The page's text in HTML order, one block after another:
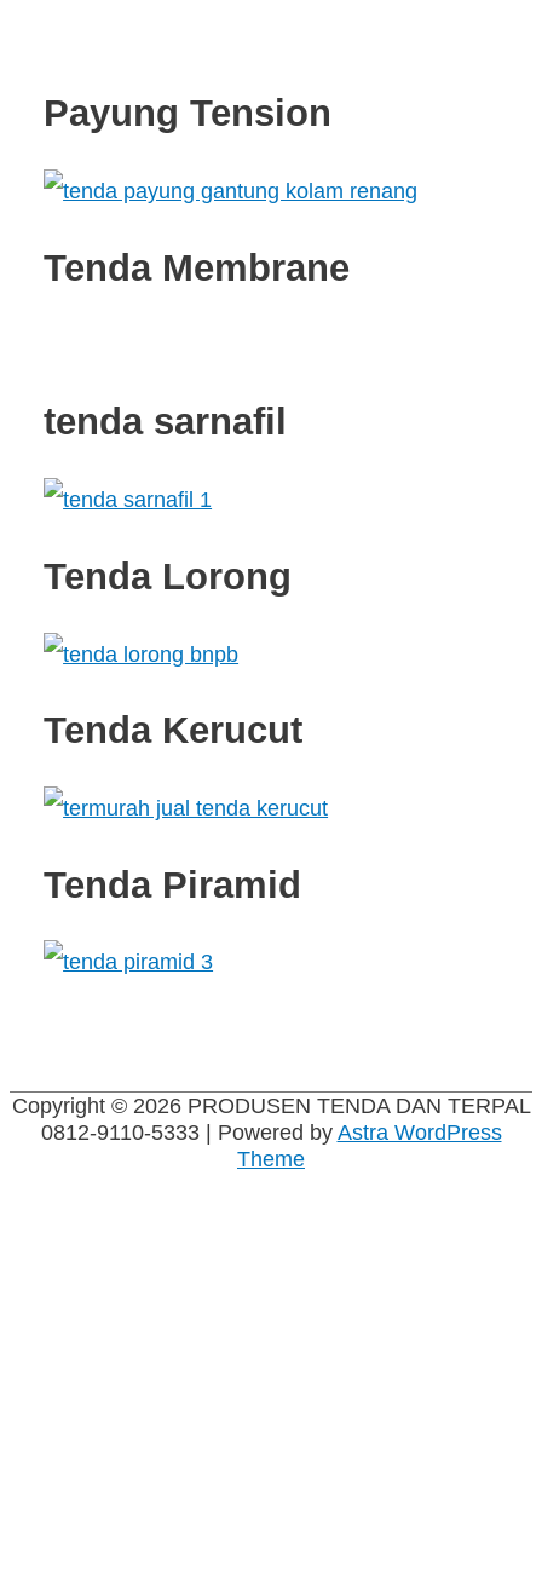
Payung Tension
Tenda Membrane
tenda sarnafil
Tenda Lorong
Tenda Kerucut
Tenda Piramid
Copyright © 2026 PRODUSEN TENDA DAN TERPAL
0812-9110-5333| Powered byAstra WordPress
Theme